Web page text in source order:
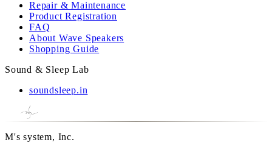
Repair & Maintenance
Product Registration
FAQ
About Wave Speakers
Shopping Guide
Sound & Sleep Lab
soundsleep.in
M's system, Inc.